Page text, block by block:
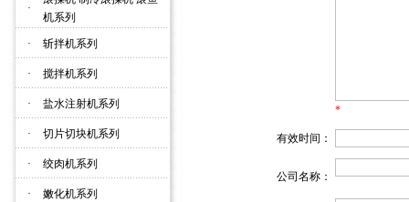
·
机系列
· 斩拌机系列
· 搅拌机系列
· 盐水注射机系列
· 切片切块机系列
· 绞肉机系列
· 嫩化机系列
*
有效时间：
公司名称：